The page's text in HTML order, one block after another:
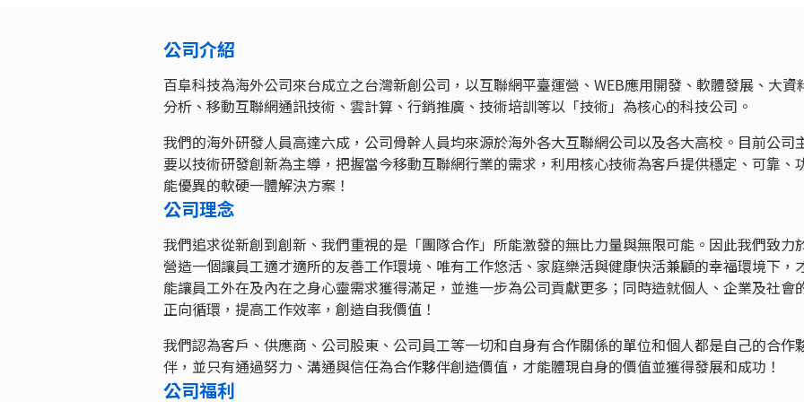
公司介紹
百阜科技為海外公司來台成立之台灣新創公司，以互聯網平臺運營、WEB應用開發、軟體發展、大資
分析、移動互聯網通訊技術、雲計算、行銷推廣、技術培訓等以「技術」為核心的科技公司。
我們的海外研發人員高達六成，公司骨幹人員均來源於海外各大互聯網公司以及各大高校。目前公司
要以技術研發創新為主導，把握當今移動互聯網行業的需求，利用核心技術為客戶提供穩定、可靠、
能優異的軟硬一體解決方案！
公司理念
我們追求從新創到創新、我們重視的是「團隊合作」所能激發的無比力量與無限可能。因此我們致力
營造一個讓員工適才適所的友善工作環境、唯有工作悠活、家庭樂活與健康快活兼顧的幸福環境下，
能讓員工外在及內在之身心靈需求獲得滿足，並進一步為公司貢獻更多；同時造就個人、企業及社會
正向循環，提高工作效率，創造自我價值！
我們認為客戶、供應商、公司股東、公司員工等一切和自身有合作關係的單位和個人都是自己的合作
伴，並只有通過努力、溝通與信任為合作夥伴創造價值，才能體現自身的價值並獲得發展和成功！
公司福利